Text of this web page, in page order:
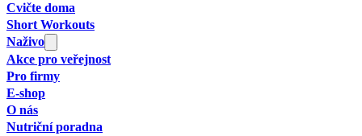
Cvičte doma
Short Workouts
Naživo
Akce pro veřejnost
Pro firmy
E-shop
O nás
Nutriční poradna